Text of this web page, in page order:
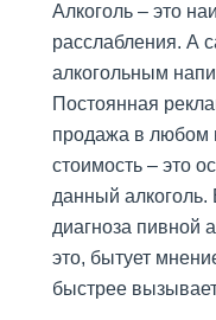
Видео
Алкоголь – это
расслабления. А
алкогольным
Постоянная
продажа в любом
стоимость – это
данный
диагноза пивной
это, бытует
быстрее